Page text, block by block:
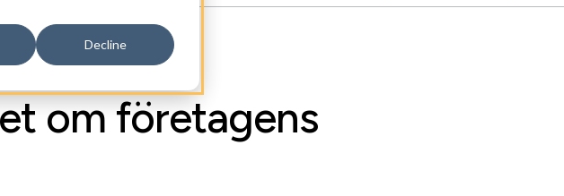
Decline
om företagens